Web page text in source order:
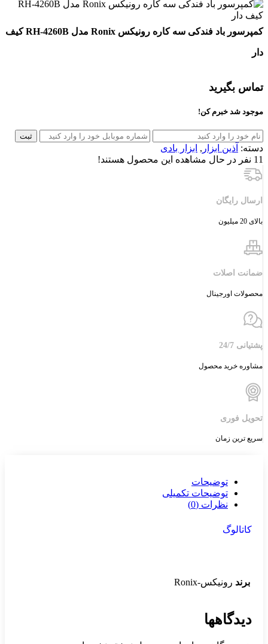
کمپرسور باد فندکی سه کاره رونیکس Ronix مدل RH-4260B کیف
دار
تماس بگیرید
موجود شد خبرم کن!
ثبت
دسته: آذین ابزار , ابزار بادی
11 نفر در حال مشاهده این محصول هستند!
ارسال رایگان
بالای 20 میلیون
ضمانت اصلات
محصولات اورجینال
پشتیانی 24/7
مشاوره خرید محصول
تحویل فوری
سریع ترین زمان
توضیحات
توضیحات تکمیلی
نظرات (0)
کاتالوگ
برند رونیکس-Ronix
دیدگاهها